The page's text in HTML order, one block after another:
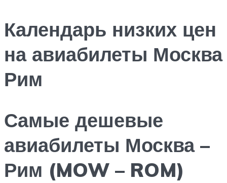
Календарь низких цен
на авиабилеты Москва
Рим
Самые дешевые
авиабилеты Москва –
Рим (MOW – ROM)